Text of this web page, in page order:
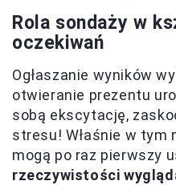
Rola sondaży w
oczekiwań
Ogłaszanie wyników
otwieranie prezentu
sobą ekscytację,
stresu! Właśnie w tym
mogą po raz pierwszy
rzeczywistości